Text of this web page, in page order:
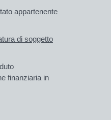
appartenente
di soggetto
finanziaria in